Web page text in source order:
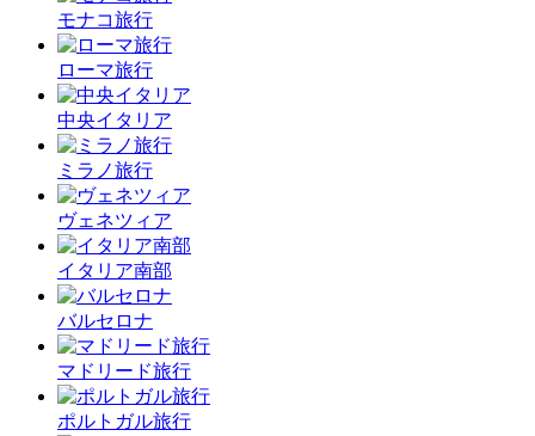
モナコ旅行
ローマ旅行
中央イタリア
ミラノ旅行
ヴェネツィア
イタリア南部
バルセロナ
マドリード旅行
ポルトガル旅行